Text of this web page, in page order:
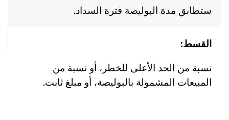
ستطابق مدة البوليصة فترة السداد.
القسط:
نسبة من الحد الأعلى للخطر، أو نسبة من
المبيعات المشمولة بالبوليصة، أو مبلغ ثابت.